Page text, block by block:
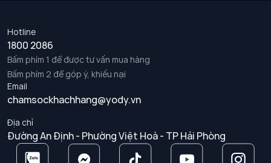
Hotline
1800 2086
Bấm phím 1 để được tư vấn mua hàng
Bấm phím 2 để góp ý, khiếu nại
Email
chamsockhachhang@yody.vn
Địa chỉ
Đường An Định - Phường Việt Hoà - TP Hải Phòng